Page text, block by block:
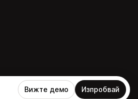
Вижте демо Изпробвай